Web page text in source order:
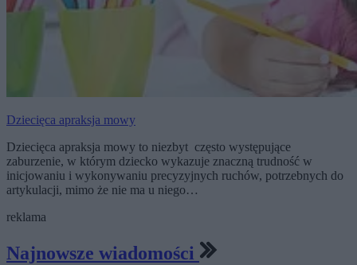
Dziecięca apraksja mowy
Dziecięca apraksja mowy to niezbyt często występujące
zaburzenie, w którym dziecko wykazuje znaczną trudność w
inicjowaniu i wykonywaniu precyzyjnych ruchów, potrzebnych do
artykulacji, mimo że nie ma u niego…
reklama
Najnowsze wiadomości